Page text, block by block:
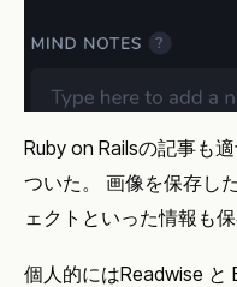
Ruby on Railsの記事も
ついた。 画像を保存し
ェクトといった情報も保
個人的にはReadwise と